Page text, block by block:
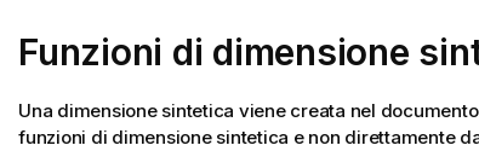
Funzioni di dimensione
Una dimensione sintetica viene creata nel
funzioni di dimensione sintetica e non direttamente